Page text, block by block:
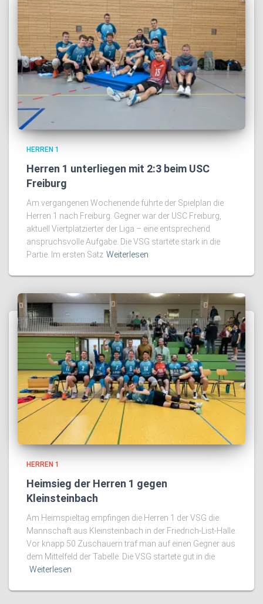
HERREN 1
Herren 1 unterliegen mit 2:3 beim USC
Freiburg
Am vergangenen Wochenende führte der Spielplan die
Herren 1 nach Freiburg. Gegner war der USC Freiburg,
aktuell Viertplatzierter der Liga – eine entsprechend
anspruchsvolle Aufgabe. Die VSG startete stark in die
Partie. Im ersten Satz Weiterlesen
HERREN 1
Heimsieg der Herren 1 gegen
Kleinsteinbach
Am Heimspieltag empfingen die Herren 1 der VSG die
Mannschaft aus Kleinsteinbach in der Friedrich-List-Halle.
Vor knapp 50 Zuschauern traf man auf einen Gegner aus
dem Mittelfeld der Tabelle. Die VSG startete gut in die
Weiterlesen